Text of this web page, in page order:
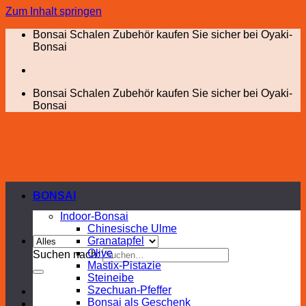
Zum Inhalt springen
Bonsai Schalen Zubehör kaufen Sie sicher bei Oyaki-
Bonsai
Bonsai Schalen Zubehör kaufen Sie sicher bei Oyaki-
Bonsai
Suchen nach:
BONSAI
Indoor-Bonsai
Chinesische Ulme
Granatapfel
Olive
Mastix-Pistazie
Steineibe
Szechuan-Pfeffer
Bonsai als Geschenk